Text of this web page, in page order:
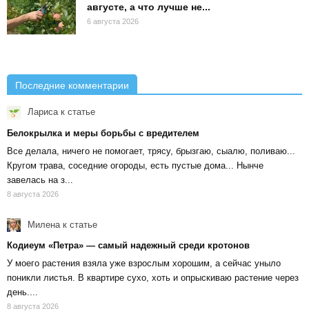
августе, а что лучше не...
6 августа 2026
Последние комментарии
Ларисак статье
Белокрылка и меры борьбы с вредителем
Все делала, ничего не помогает, трясу, брызгаю, сыалю, поливаю...
Кругом трава, соседние огороды, есть пустые дома... Нынче
завелась на з...
8 августа 2026
Милена к статье
Кодиеум «Петра» — самый надежный среди кротонов
У моего растения взяла уже взрослым хорошим, а сейчас уныло
поникли листья. В квартире сухо, хоть и опрыскиваю растение через
день....
8 августа 2026